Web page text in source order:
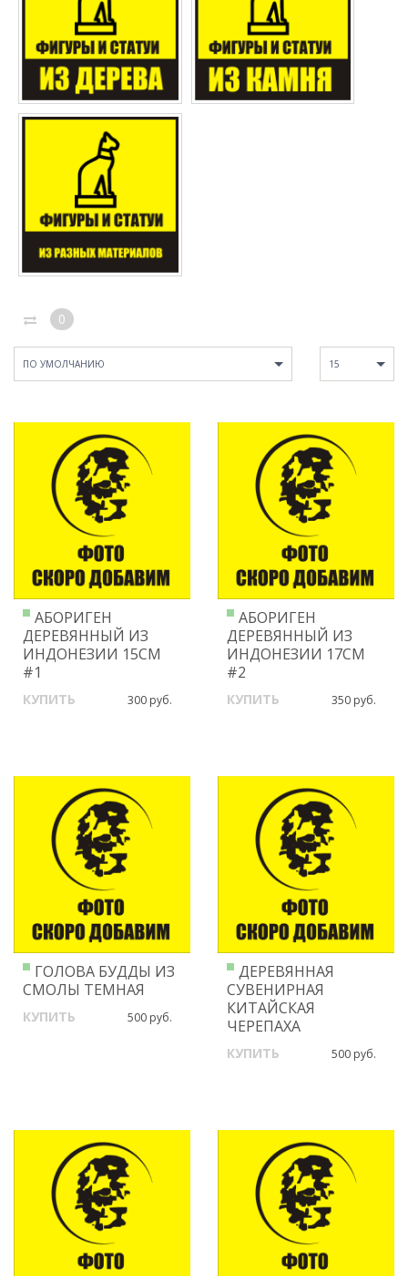
0
ПО УМОЛЧАНИЮ 15
АБОРИГЕН
ДЕРЕВЯННЫЙ ИЗ
ИНДОНЕЗИИ 15СМ
#1
КУПИТЬ 300 руб.
АБОРИГЕН
ДЕРЕВЯННЫЙ ИЗ
ИНДОНЕЗИИ 17СМ
#2
КУПИТЬ 350 руб.
ГОЛОВА БУДДЫ ИЗ
СМОЛЫ ТЕМНАЯ
КУПИТЬ 500 руб.
ДЕРЕВЯННАЯ
СУВЕНИРНАЯ
КИТАЙСКАЯ
ЧЕРЕПАХА
КУПИТЬ 500 руб.